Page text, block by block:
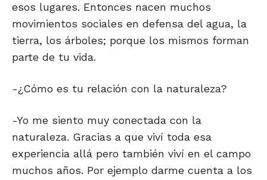
esos lugares. Entonces nacen muchos
movimientos sociales en defensa del agua, la
tierra, los árboles; porque los mismos forman
parte de tu vida.
-¿Cómo es tu relación con la naturaleza?
-Yo me siento muy conectada con la
naturaleza. Gracias a que viví toda esa
experiencia allá pero también viví en el campo
muchos años. Por ejemplo darme cuenta a los